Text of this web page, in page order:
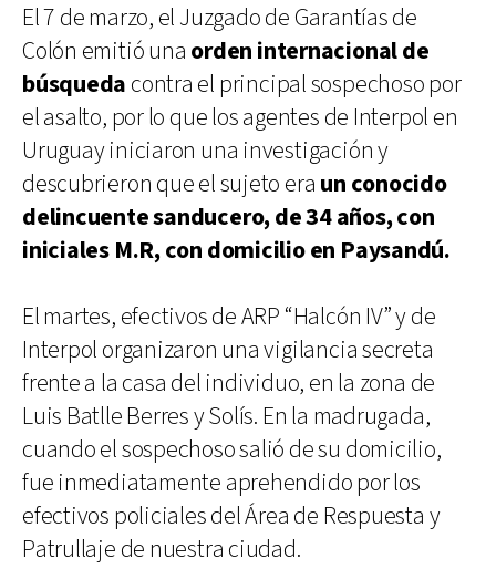
El 7 de marzo, el Juzgado de Garantías de
Colón emitió una orden internacional de
búsqueda contra el principal sospechoso por
el asalto, por lo que los agentes de Interpol en
Uruguay iniciaron una investigación y
descubrieron que el sujeto era un conocido
delincuente sanducero, de 34 años, con
iniciales M.R, con domicilio en Paysandú.
El martes, efectivos de ARP “Halcón IV” y de
Interpol organizaron una vigilancia secreta
frente a la casa del individuo, en la zona de
Luis Batlle Berres y Solís. En la madrugada,
cuando el sospechoso salió de su domicilio,
fue inmediatamente aprehendido por los
efectivos policiales del Área de Respuesta y
Patrullaje de nuestra ciudad.